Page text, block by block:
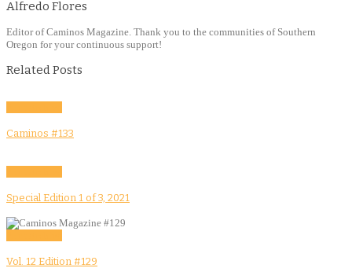
Alfredo Flores
Editor of Caminos Magazine. Thank you to the communities of Southern
Oregon for your continuous support!
Related Posts
Caminos #133
Special Edition 1 of 3, 2021
Vol. 12 Edition #129